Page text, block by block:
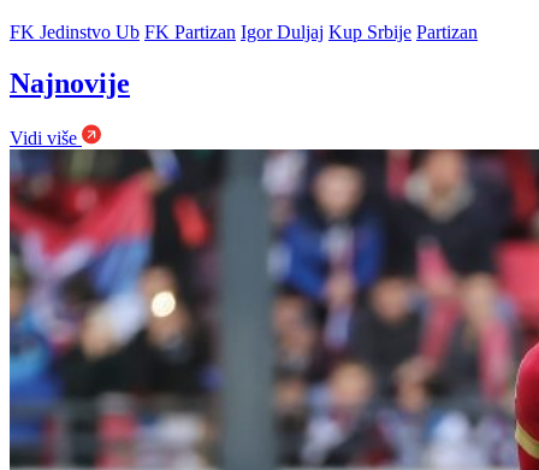
FK Jedinstvo Ub FK Partizan Igor Duljaj Kup Srbije Partizan
Najnovije
Vidi više